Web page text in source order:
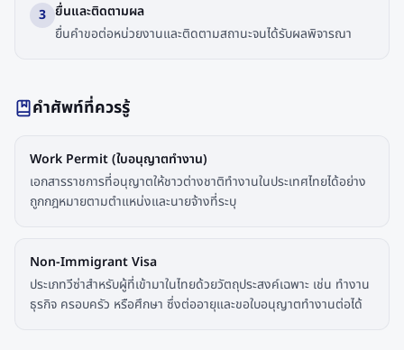
3 ยื่นและติดตามผล
ยื่นคำขอต่อหน่วยงานและติดตามสถานะจนได้รับผลพิจารณา
คำศัพท์ที่ควรรู้
Work Permit (ใบอนุญาตทำงาน)
เอกสารราชการที่อนุญาตให้ชาวต่างชาติทำงานในประเทศไทยได้อย่าง
ถูกกฎหมายตามตำแหน่งและนายจ้างที่ระบุ
Non-Immigrant Visa
ประเภทวีซ่าสำหรับผู้ที่เข้ามาในไทยด้วยวัตถุประสงค์เฉพาะ เช่น ทำงาน
ธุรกิจ ครอบครัว หรือศึกษา ซึ่งต่ออายุและขอใบอนุญาตทำงานต่อได้